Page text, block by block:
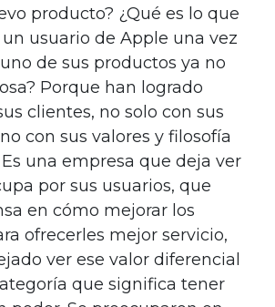
producto? ¿Qué es lo que
usuario de Apple una vez
de sus productos ya no
Porque han logrado
clientes, no solo con sus
con sus valores y filosofía
una empresa que deja ver
por sus usuarios, que
en cómo mejorar los
ofrecerles mejor servicio,
ver ese valor diferencial
que significa tener